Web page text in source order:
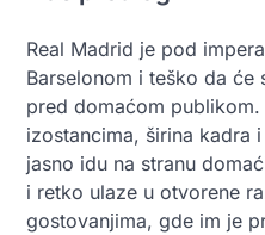
Real Madrid je pod
Barselonom i teško da
pred domaćom
izostancima, širina kadra
jasno idu na stranu
i retko ulaze u otvorene
gostovanjima, gde im je